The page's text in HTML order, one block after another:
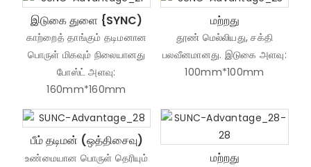
இடுகை துளை {SYNC)
காற்றைத் தாங்கும் தடிமனான
பொருள் மிகவும் நிலையானது
போஸ்ட் அளவு:
160mm*160mm
மற்றது
தூண் மெல்லியது, சக்தி
பலவீனமானது. இடுகை அளவு:
100mm*100mm
பீம் தடிமன் (ஒத்திசைவு)
உண்மையான பொருள் தெரியும்
மற்றது